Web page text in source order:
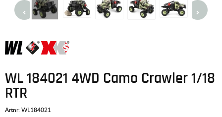
WL 184021 4WD Camo Crawler 1/18
RTR
Artnr:WL184021